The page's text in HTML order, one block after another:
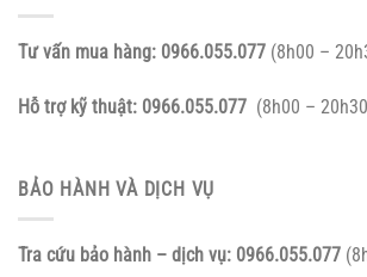
Tư vấn mua hàng: 0966.055.077 (8h00 –
Hỗ trợ kỹ thuật: 0966.055.077 (8h00 –
BẢO HÀNH VÀ DỊCH VỤ
Tra cứu bảo hành – dịch vụ: 0966.055.077